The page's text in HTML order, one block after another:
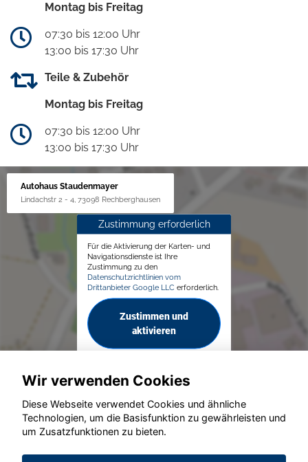
Montag bis Freitag
07:30 bis 12:00 Uhr
13:00 bis 17:30 Uhr
Teile & Zubehör
Montag bis Freitag
07:30 bis 12:00 Uhr
13:00 bis 17:30 Uhr
Autohaus Staudenmayer
Lindachstr 2 - 4, 73098 Rechberghausen
Zustimmung erforderlich
Für die Aktivierung der Karten- und
Navigationsdienste ist Ihre
Zustimmung zu den
Datenschutzrichtlinien vom
Drittanbieter Google LLC erforderlich.
Zustimmen und
aktivieren
© konjunkturmotor.de GmbH 2020 - 2026
Wir verwenden Cookies
Diese Webseite verwendet Cookies und ähnliche
Technologien, um die Basisfunktion zu gewährleisten und
um Zusatzfunktionen zu bieten.